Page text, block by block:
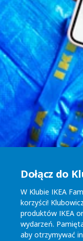
Dołącz do
W Klubie IKEA
korzyści!
produktów IKEA
wydarzeń.
aby otrzymywać